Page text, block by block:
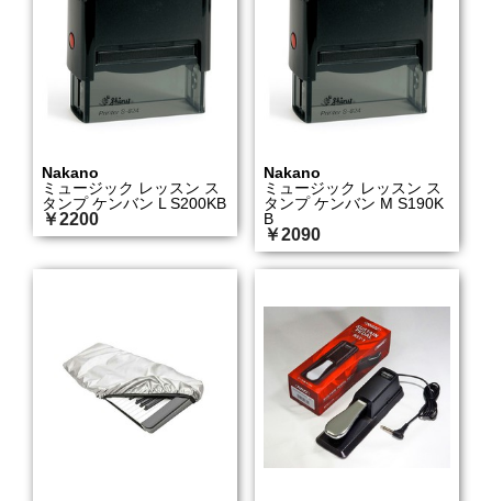
Nakano
ミュージック レッスン ス
タンプ ケンバン L S200KB
￥2200
Nakano
ミュージック レッスン ス
タンプ ケンバン M S190K
B
￥2090